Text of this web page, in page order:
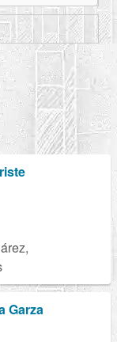
Garza